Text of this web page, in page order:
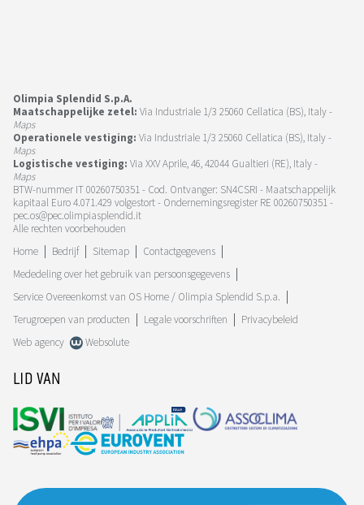
Olimpia Splendid S.p.A.
Maatschappelijke zetel: Via Industriale 1/3 25060 Cellatica (BS), Italy -
Maps
Operationele vestiging: Via Industriale 1/3 25060 Cellatica (BS), Italy -
Maps
Logistische vestiging: Via XXV Aprile, 46, 42044 Gualtieri (RE), Italy -
Maps
BTW-nummer IT 00260750351 - Cod. Ontvanger: SN4CSRI - Maatschappelijk
kapitaal Euro 4.071.429 volgestort - Ondernemingsregister RE 00260750351 -
pec.os@pec.olimpiasplendid.it
Alle rechten voorbehouden
Home
Bedrijf Sitemap
Contactgegevens
Mededeling over het gebruik van persoonsgegevens
Service Overeenkomst van OS Home / Olimpia Splendid S.p.a.
Terugroepen van producten
Legale voorschriften
Privacybeleid
Web agency
Websolute
LID VAN